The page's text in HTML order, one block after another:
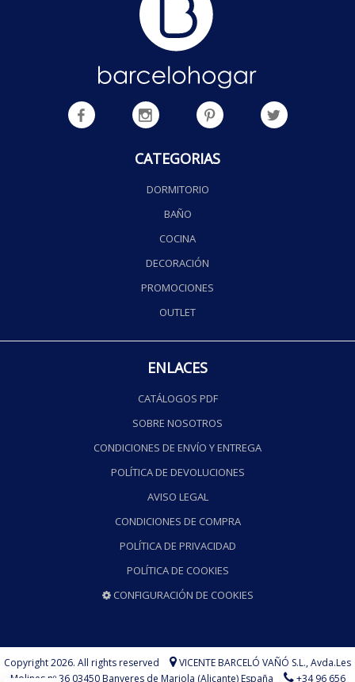
CATEGORIAS
DORMITORIO
BAÑO
COCINA
DECORACIÓN
PROMOCIONES
OUTLET
ENLACES
CATÁLOGOS PDF
SOBRE NOSOTROS
CONDICIONES DE ENVÍO Y ENTREGA
POLÍTICA DE DEVOLUCIONES
AVISO LEGAL
CONDICIONES DE COMPRA
POLÍTICA DE PRIVACIDAD
POLÍTICA DE COOKIES
CONFIGURACIÓN DE COOKIES
Copyright 2026. All rights reserved VICENTE BARCELÓ VAÑÓ S.L.,Avda.Les
Molines nº 36 03450 Banyeres de Mariola (Alicante) España
+34 96 656